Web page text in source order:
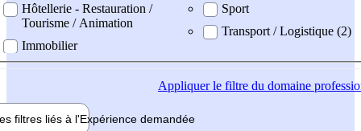
Hôtellerie - Restauration /
Tourisme / Animation
Immobilier
Sport
Transport / Logistique (2)
Appliquerle filtre du domaine
filtres liés à l'Expérience demandée